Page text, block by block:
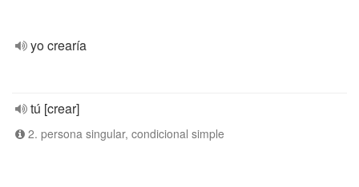
yo crearía
tú [crear]
2. persona singular, condicional simple